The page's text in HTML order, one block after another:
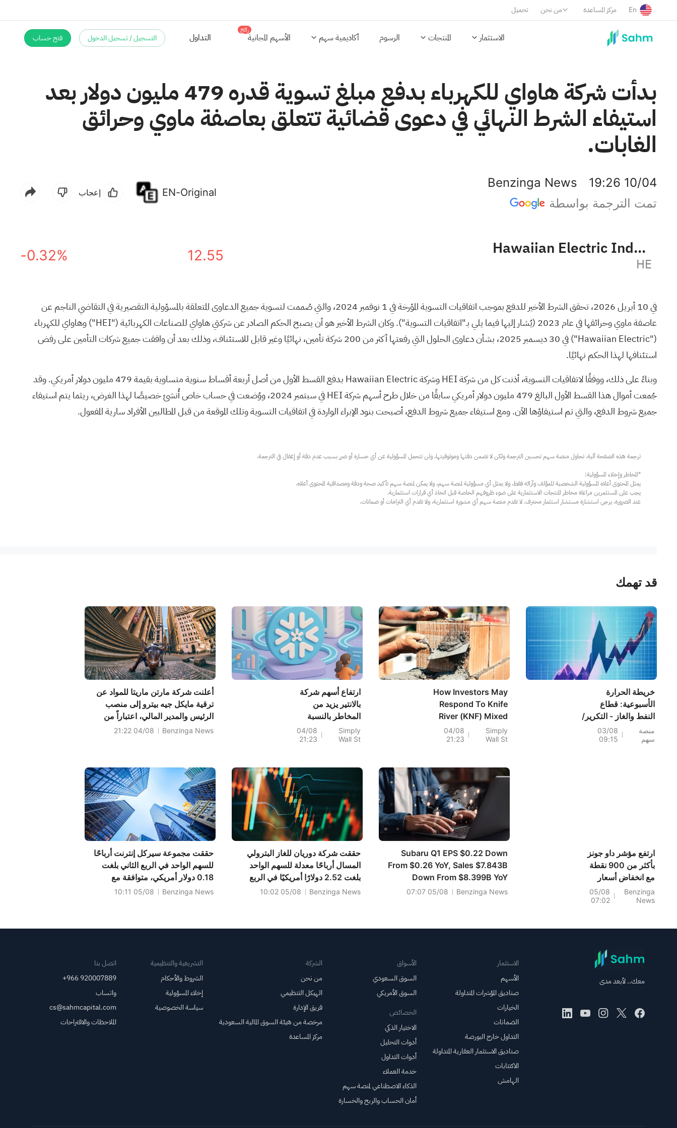
تحميل من نحن مركز المساعدة En
الاستثمار المنتجات الرسوم أكاديمية سهم الأسهم المجانية
رائج
التداول التسجيل / تسجيل الدخول فتح حساب
بدأت شركة هاواي للكهرباء بدفع مبلغ تسوية قدره 479 مليون دولار بعد
استيفاء الشرط النهائي في دعوى قضائية تتعلق بعاصفة ماوي وحرائق
الغابات.
Benzinga News
19:26 10/04
تمت الترجمة بواسطة
EN-Original إعجاب
Hawaiian Electric Industries, Inc.
HE
12.55
-0.32%
في 10 أبريل 2026، تحقق الشرط الأخير للدفع بموجب اتفاقيات التسوية المؤرخة في 1 نوفمبر 2024، والتي صُممت لتسوية جميع الدعاوى المتعلقة بالمسؤولية التقصيرية في التقاضي الناجم عن
عاصفة ماوي وحرائقها في عام 2023 (يُشار إليها فيما يلي بـ"اتفاقيات التسوية"). وكان الشرط الأخير هو أن يصبح الحكم الصادر عن شركتي هاواي للصناعات الكهربائية ("HEI") وهاواي للكهرباء
("Hawaiian Electric") في 30 ديسمبر 2025، بشأن دعاوى الحلول التي رفعتها أكثر من 200 شركة تأمين، نهائيًا وغير قابل للاستئناف، وذلك بعد أن وافقت جميع شركات التأمين على رفض
استئنافها لهذا الحكم نهائيًا.
وبناءً على ذلك، ووفقًا لاتفاقيات التسوية، أذنت كل من شركة HEI وشركة Hawaiian Electric بدفع القسط الأول من أصل أربعة أقساط سنوية متساوية بقيمة 479 مليون دولار أمريكي. وقد
جُمعت أموال هذا القسط الأول البالغ 479 مليون دولار أمريكي سابقًا من خلال طرح أسهم شركة HEI في سبتمبر 2024، ووُضعت في حساب خاص أُنشئ خصيصًا لهذا الغرض، ريثما يتم استيفاء
جميع شروط الدفع، والتي تم استيفاؤها الآن. ومع استيفاء جميع شروط الدفع، أصبحت بنود الإبراء الواردة في اتفاقيات التسوية وتلك الموقعة من قبل المطالبين الأفراد سارية المفعول.
عند الضرورة، يرجى استشارة مستشار استثمار محترف. لا تقدم منصة سهم أي مشورة استثمارية، ولا تقدم أي التزامات أو ضمانات.
قد تهمك
خريطة الحرارة
الأسبوعية: قطاع
النفط والغاز - التكرير/
التسويق يتصدر القائمة
منصة
سهم
03/08
09:15
How Investors May
Respond To Knife
River (KNF) Mixed
Q2 2026 Results
And New Revenue
Simply
Wall St
04/08
21:23
ارتفاع أسهم شركة
بالانتير يزيد من
المخاطر بالنسبة
لشركة سنوفليك واثنين
من منافسيها من
Simply
Wall St
04/08
21:23
أعلنت شركة مارتن ماريتا للمواد عن
ترقية مايكل جيه بيترو إلى منصب
الرئيس والمدير المالي، اعتباراً من
تاريخه.
Benzinga News
04/08 21:22
ارتفع مؤشر داو جونز
بأكثر من 900 نقطة
مع انخفاض أسعار
النفط الخام: تحسن
معنويات المستثمرين،
Benzinga
News
05/08
07:02
Subaru Q1 EPS $0.22 Down
From $0.26 YoY, Sales $7.843B
Down From $8.399B YoY
Benzinga News
05/08 07:07
حققت شركة دوريان للغاز البترولي
المسال أرباحًا معدلة للسهم الواحد
بلغت 2.52 دولارًا أمريكيًا في الربع
Benzinga News
05/08 10:02
حققت مجموعة سيركل إنترنت أرباحًا
للسهم الواحد في الربع الثاني بلغت
0.18 دولار أمريكي، متوافقة مع
التوقعات، وبلغت المبيعات 701.315
Benzinga News
05/08 10:11
معك.. لأبعد مدى
الاستثمار
الأسهم
صناديق المؤشرات المتداولة
الخيارات
الضمانات
التداول خارج البورصة
صناديق الاستثمار العقارية المتداولة
الاكتتابات
الهامش
الأسواق
السوق السعودي
السوق الأمريكي
الخصائص
الاختيار الذكي
أدوات التحليل
أدوات التداول
خدمة العملاء
الذكاء الاصطناعي لمنصة سهم
أمان الحساب والربح والخسارة
الشركة
من نحن
الهيكل التنظيمي
فريق الإدارة
مرخصة من هيئة السوق المالية السعودية
مركز المساعدة
التشريعية والتنظيمية
الشروط والأحكام
إخلاء المسؤولية
سياسة الخصوصية
اتصل بنا
+966 920007889
واتساب
cs@sahmcapital.com
الملاحظات والاقتراحات